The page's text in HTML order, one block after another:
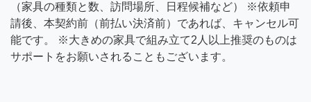
（家具の種類と数、訪問場所、日程候補など） ※依頼申
請後、本契約前（前払い決済前）であれば、キャンセル可
能です。 ※大きめの家具で組み立て2人以上推奨のものは
サポートをお願いされることもございます。